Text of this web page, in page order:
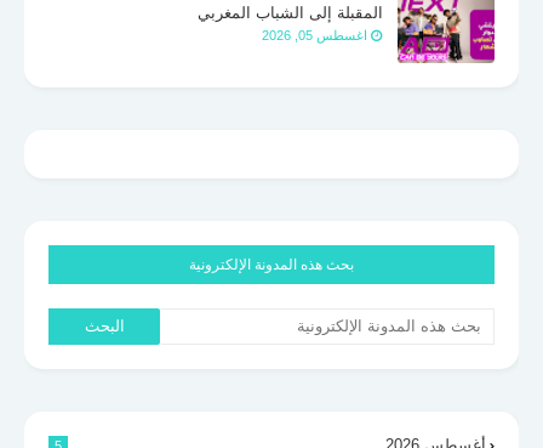
المقبلة إلى الشباب المغربي
اغسطس 05, 2026
بحث هذه المدونة الإلكترونية